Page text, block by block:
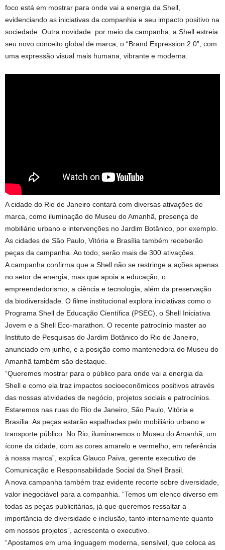
foco está em mostrar para onde vai a energia da Shell,
evidenciando as iniciativas da companhia e seu impacto positivo na
sociedade. Outra novidade: por meio da campanha, a Shell estreia
seu novo conceito global de marca, o “Brand Expression 2.0”, com
uma expressão visual mais humana, vibrante e moderna.
A cidade do Rio de Janeiro contará com diversas ativações de
marca, como iluminação do Museu do Amanhã, presença de
mobiliário urbano e intervenções no Jardim Botânico, por exemplo.
As cidades de São Paulo, Vitória e Brasília também receberão
peças da campanha. Ao todo, serão mais de 300 ativações.
A campanha confirma que a Shell não se restringe a ações apenas
no setor de energia, mas que apoia a educação, o
empreendedorismo, a ciência e tecnologia, além da preservação
da biodiversidade. O filme institucional explora iniciativas como o
Programa Shell de Educação Científica (PSEC), o Shell Iniciativa
Jovem e a Shell Eco-marathon. O recente patrocínio master ao
Instituto de Pesquisas do Jardim Botânico do Rio de Janeiro,
anunciado em junho, e a posição como mantenedora do Museu do
Amanhã também são destaque.
“Queremos mostrar para o público para onde vai a energia da
Shell e como ela traz impactos socioeconômicos positivos através
das nossas atividades de negócio, projetos sociais e patrocínios.
Estaremos nas ruas do Rio de Janeiro, São Paulo, Vitória e
Brasília. As peças estarão espalhadas pelo mobiliário urbano e
transporte público. No Rio, iluminaremos o Museu do Amanhã, um
ícone da cidade, com as cores amarelo e vermelho, em referência
à nossa marca”, explica Glauco Paiva, gerente executivo de
Comunicação e Responsabilidade Social da Shell Brasil.
A nova campanha também traz evidente recorte sobre diversidade,
valor inegociável para a companhia. “Temos um elenco diverso em
todas as peças publicitárias, já que queremos ressaltar a
importância de diversidade e inclusão, tanto internamente quanto
em nossos projetos”, acrescenta o executivo.
“Apostamos em uma linguagem moderna, sensível, que coloca as